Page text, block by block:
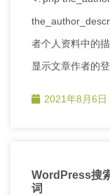
者个人资料中的
显示文章作者的
2021年8月6日
WordPress搜
词